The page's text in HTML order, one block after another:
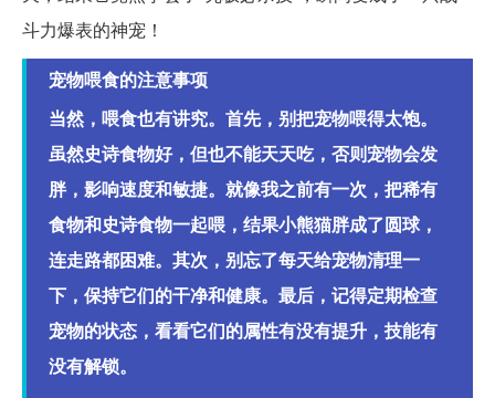
斗力爆表的神宠！
宠物喂食的注意事项
当然，喂食也有讲究。首先，别把宠物喂得太饱。
虽然史诗食物好，但也不能天天吃，否则宠物会发
胖，影响速度和敏捷。就像我之前有一次，把稀有
食物和史诗食物一起喂，结果小熊猫胖成了圆球，
连走路都困难。其次，别忘了每天给宠物清理一
下，保持它们的干净和健康。最后，记得定期检查
宠物的状态，看看它们的属性有没有提升，技能有
没有解锁。